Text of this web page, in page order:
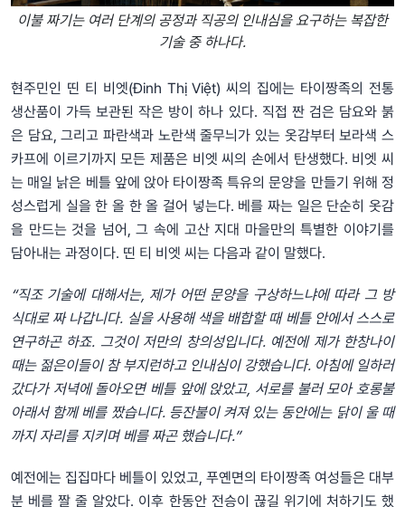
이불 짜기는 여러 단계의 공정과 직공의 인내심을 요구하는 복잡한
기술 중 하나다.
현주민인 띤 티 비엣(Đinh Thị Việt) 씨의 집에는 타이짱족의 전통
생산품이 가득 보관된 작은 방이 하나 있다. 직접 짠 검은 담요와 붉
은 담요, 그리고 파란색과 노란색 줄무늬가 있는 옷감부터 보라색 스
카프에 이르기까지 모든 제품은 비엣 씨의 손에서 탄생했다. 비엣 씨
는 매일 낡은 베틀 앞에 앉아 타이짱족 특유의 문양을 만들기 위해 정
성스럽게 실을 한 올 한 올 걸어 넣는다. 베를 짜는 일은 단순히 옷감
을 만드는 것을 넘어, 그 속에 고산 지대 마을만의 특별한 이야기를
담아내는 과정이다. 띤 티 비엣 씨는 다음과 같이 말했다.
“직조 기술에 대해서는, 제가 어떤 문양을 구상하느냐에 따라 그 방
식대로 짜 나갑니다. 실을 사용해 색을 배합할 때 베틀 안에서 스스로
연구하곤 하죠. 그것이 저만의 창의성입니다. 예전에 제가 한창나이
때는 젊은이들이 참 부지런하고 인내심이 강했습니다. 아침에 일하러
갔다가 저녁에 돌아오면 베틀 앞에 앉았고, 서로를 불러 모아 호롱불
아래서 함께 베를 짰습니다. 등잔불이 켜져 있는 동안에는 닭이 울 때
까지 자리를 지키며 베를 짜곤 했습니다.”
예전에는 집집마다 베틀이 있었고, 푸옌면의 타이짱족 여성들은 대부
분 베를 짤 줄 알았다. 이후 한동안 전승이 끊길 위기에 처하기도 했